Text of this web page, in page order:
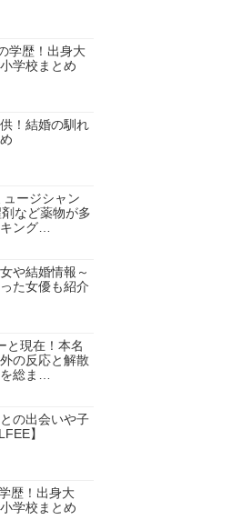
学歴！出身大
学校まとめ
！結婚の馴れ
ージシャン
など薬物が多
ング…
や結婚情報～
た女優も紹介
と現在！本名
の反応と解散
総ま…
の出会いや子
】
歴！出身大
学校まとめ